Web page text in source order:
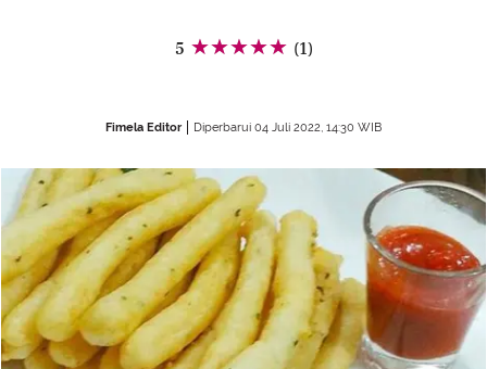
5 (1)
Fimela Editor Diperbarui 04 Juli 2022, 14:30 WIB